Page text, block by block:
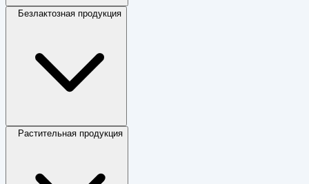
Безлактозная продукция
Растительная продукция